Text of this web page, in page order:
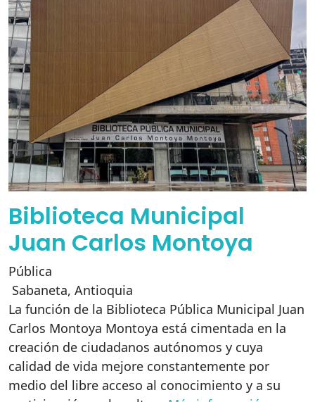
Biblioteca Municipal
Juan Carlos Montoya
Pública
Sabaneta, Antioquia
La función de la Biblioteca Pública Municipal Juan
Carlos Montoya Montoya está cimentada en la
creación de ciudadanos autónomos y cuya
calidad de vida mejore constantemente por
medio del libre acceso al conocimiento y a su